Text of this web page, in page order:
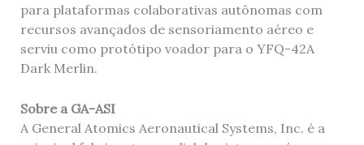
para plataformas colaborativas autônomas com
recursos avançados de sensoriamento aéreo e
serviu como protótipo voador para o YFQ-42A
Dark Merlin.
Sobre a GA-ASI
A General Atomics Aeronautical Systems, Inc. é a